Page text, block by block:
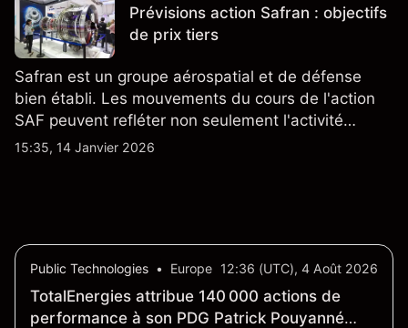
Prévisions action Safran : objectifs
de prix tiers
Safran est un groupe aérospatial et de défense
bien établi. Les mouvements du cours de l'action
SAF peuvent refléter non seulement l'activité
quotidienne du marché, mais aussi la position de
15:35, 14 Janvier 2026
Public Technologies • Europe 12:36 (UTC), 4 Août 2026
TotalEnergies attribue 140 000 actions de
performance à son PDG Patrick Pouyanné